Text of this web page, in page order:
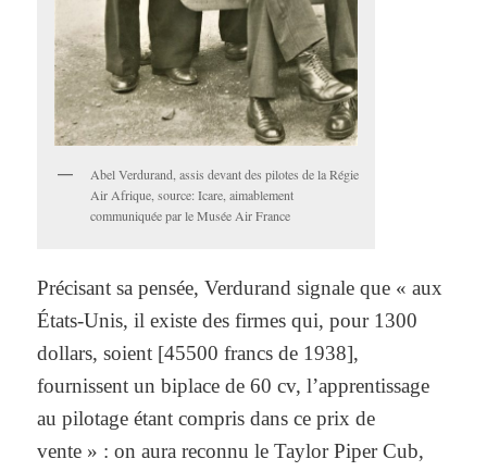
Abel Verdurand, assis devant des pilotes de la Régie
Air Afrique, source: Icare, aimablement
communiquée par le Musée Air France
Précisant sa pensée, Verdurand signale que « aux
États-Unis, il existe des firmes qui, pour 1300
dollars, soient [45500 francs de 1938],
fournissent un biplace de 60 cv, l’apprentissage
au pilotage étant compris dans ce prix de
vente » : on aura reconnu le Taylor Piper Cub,